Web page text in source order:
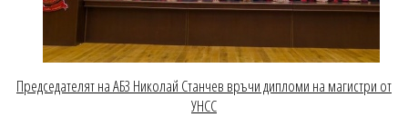
Председателят на АБЗ Николай Станчев връчи дипломи на магистри от
УНСС